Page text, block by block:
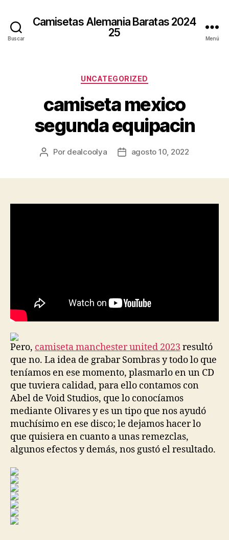
Buscar
Camisetas Alemania Baratas 2024
25
Menú
Categorías
UNCATEGORIZED
camiseta mexico
segunda equipacin
Autor
Por dealcoolya
Fechaagosto 10, 2022
Pero, camiseta manchester united 2023 resultó
que no. La idea de grabar Sombras y todo lo que
teníamos en ese momento, plasmarlo en un CD
que tuviera calidad, para ello contamos con
Abel de Void Studios, que lo conocíamos
mediante Olivares y es un tipo que nos ayudó
muchísimo en ese disco; le dejamos hacer lo
que quisiera en cuanto a unas remezclas,
algunos efectos y demás, nos gustó el resultado.